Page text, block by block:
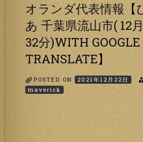
オランダ代表情報【
あ 千葉県流山市( 12
32分)WITH GOOGLE
TRANSLATE】
POSTED ON 2021年12月22日
maverick